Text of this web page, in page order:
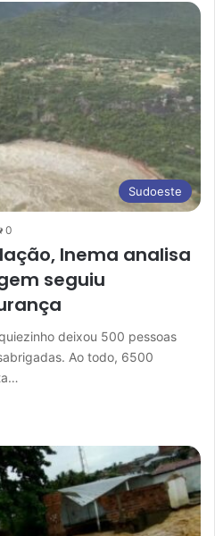
Sudoeste
0
Inema analisa
seguiu
deixou 500 pessoas
Ao todo, 6500